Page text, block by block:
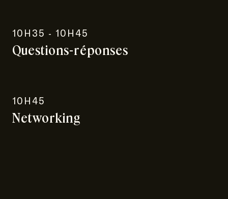
10H35 - 10H45
Questions-réponses
10H45
Networking